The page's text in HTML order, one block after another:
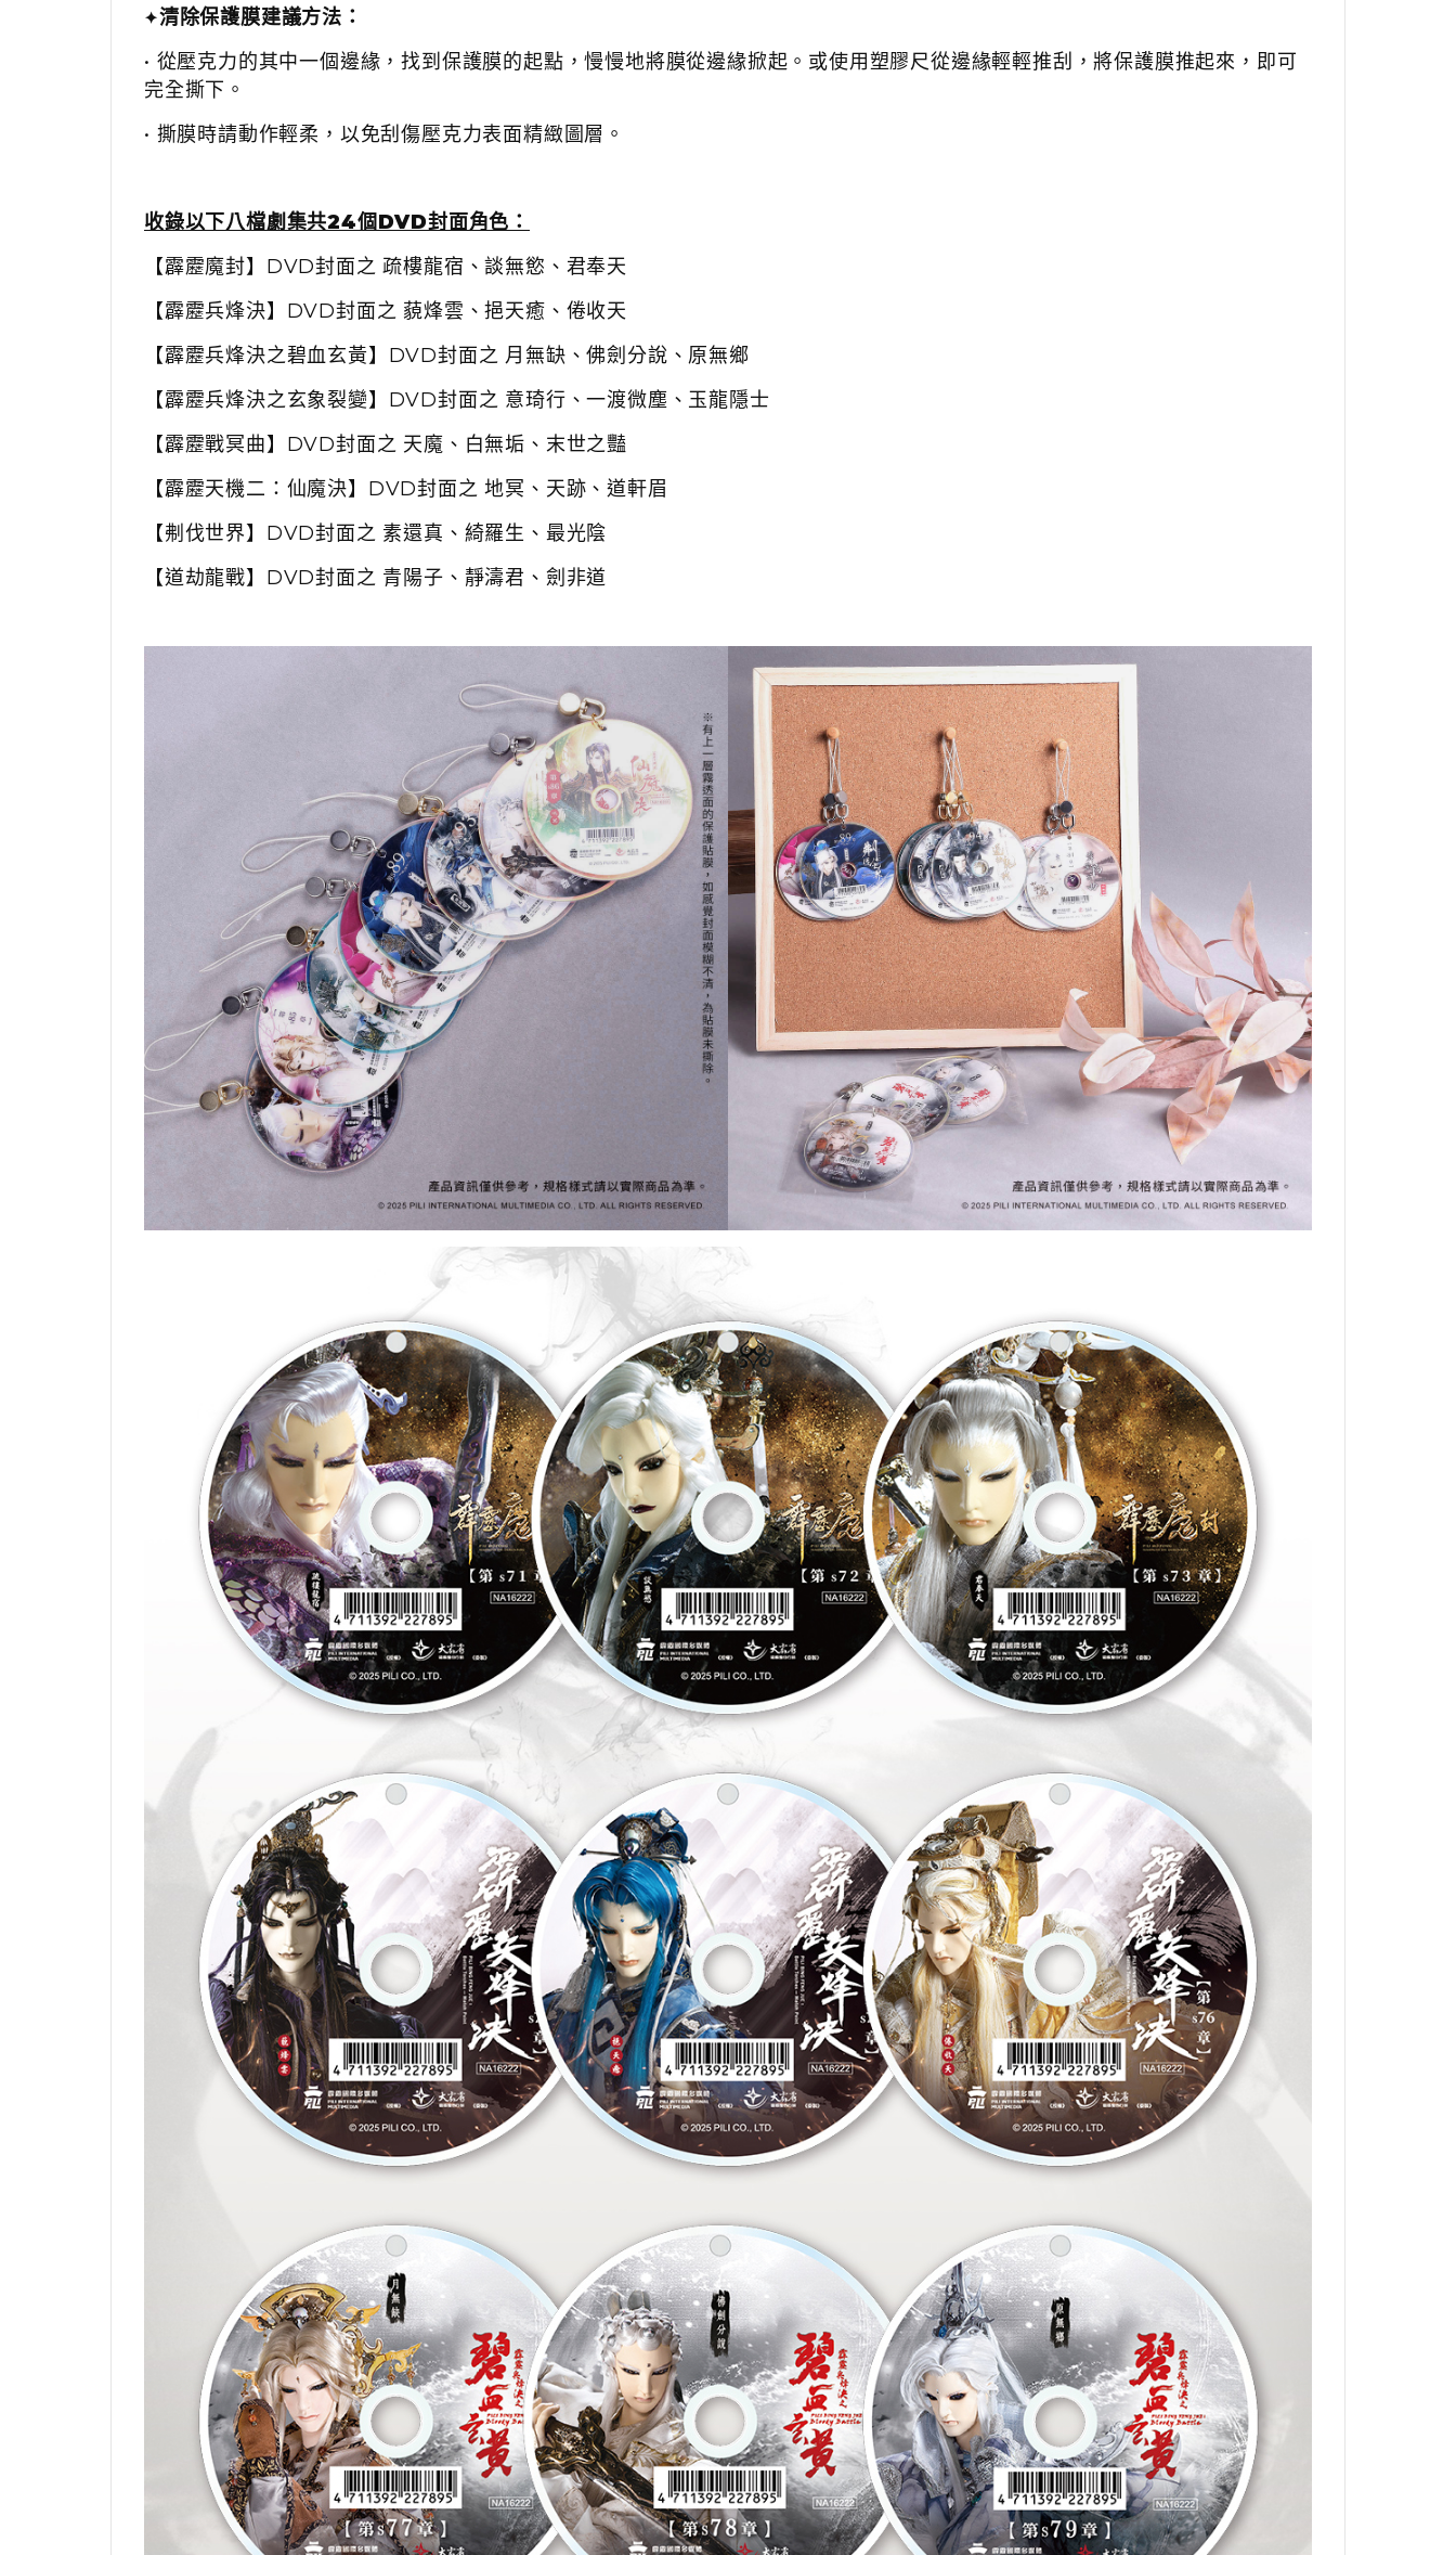
✦清除保護膜建議方法：
• 從壓克力的其中一個邊緣，找到保護膜的起點，慢慢地將膜從邊緣掀起。 或使用塑膠尺從邊緣輕輕推刮，將保護膜推起來，即可
完全撕下。
• 撕膜時請動作輕柔，以免刮傷壓克力表面精緻圖層。
收錄以下八檔劇集共24個DVD封面角色：
【霹靂魔封】DVD封面之 疏樓龍宿、談無慾、君奉天
【霹靂兵烽決】DVD封面之 藐烽雲、挹天癒、倦收天
【霹靂兵烽決之碧血玄黃】DVD封面之 月無缺、佛劍分說、原無鄉
【霹靂兵烽決之玄象裂變】DVD封面之 意琦行、一渡微塵、玉龍隱士
【霹靂戰冥曲】DVD封面之 天魔、白無垢、末世之豔
【霹靂天機二：仙魔決】DVD封面之 地冥、天跡、道軒眉
【刜伐世界】DVD封面之 素還真、綺羅生、最光陰
【道劫龍戰】DVD封面之 青陽子、靜濤君、劍非道